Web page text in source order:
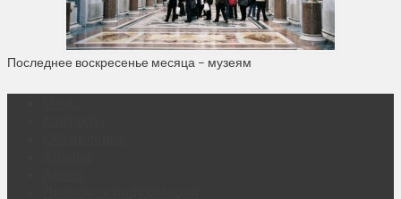
Последнее воскресенье месяца – музеям